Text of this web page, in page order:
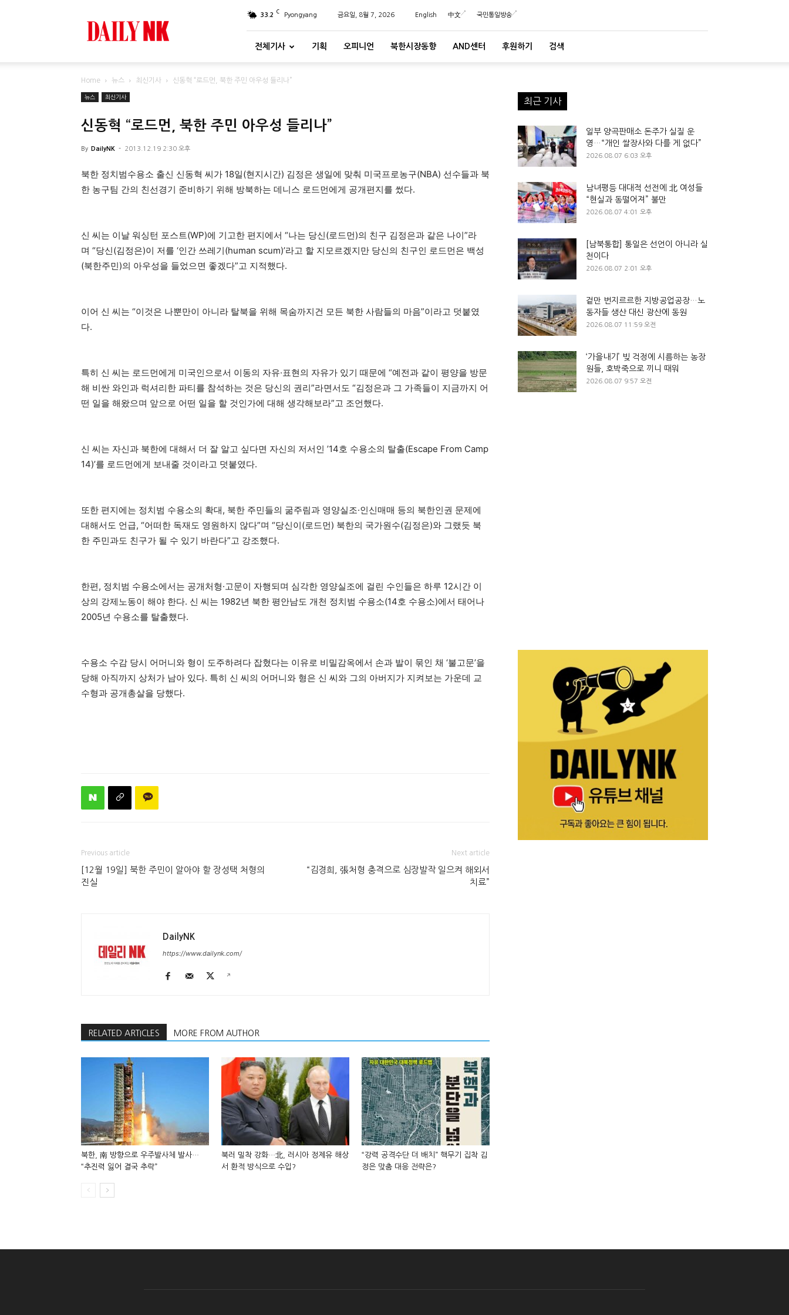
33.2 C Pyongyang 금요일, 8월 7, 2026 English 中文 국민통일방송
전체기사 기획 오피니언 북한시장동향 AND센터 후원하기 검색
Home 뉴스 최신기사 신동혁 “로드먼, 북한 주민 아우성 들리나”
뉴스 최신기사
신동혁 “로드먼, 북한 주민 아우성 들리나”
By DailyNK - 2013.12.19 2:30 오후
북한 정치범수용소 출신 신동혁 씨가 18일(현지시간) 김정은 생일에 맞춰 미국프로농구(NBA) 선수들과 북
한 농구팀 간의 친선경기 준비하기 위해 방북하는 데니스 로드먼에게 공개편지를 썼다.
신 씨는 이날 워싱턴 포스트(WP)에 기고한 편지에서 “나는 당신(로드먼)의 친구 김정은과 같은 나이”라
며 “당신(김정은)이 저를 ‘인간 쓰레기(human scum)’라고 할 지모르겠지만 당신의 친구인 로드먼은 백성
(북한주민)의 아우성을 들었으면 좋겠다”고 지적했다.
이어 신 씨는 “이것은 나뿐만이 아니라 탈북을 위해 목숨까지건 모든 북한 사람들의 마음”이라고 덧붙였
다.
특히 신 씨는 로드먼에게 미국인으로서 이동의 자유·표현의 자유가 있기 때문에 “예전과 같이 평양을 방문
해 비싼 와인과 럭셔리한 파티를 참석하는 것은 당신의 권리”라면서도 “김정은과 그 가족들이 지금까지 어
떤 일을 해왔으며 앞으로 어떤 일을 할 것인가에 대해 생각해보라”고 조언했다.
신 씨는 자신과 북한에 대해서 더 잘 알고 싶다면 자신의 저서인 ’14호 수용소의 탈출(Escape From Camp
14)’를 로드먼에게 보내줄 것이라고 덧붙였다.
또한 편지에는 정치범 수용소의 확대, 북한 주민들의 굶주림과 영양실조·인신매매 등의 북한인권 문제에
대해서도 언급, “어떠한 독재도 영원하지 않다”며 “당신이(로드먼) 북한의 국가원수(김정은)와 그랬듯 북
한 주민과도 친구가 될 수 있기 바란다”고 강조했다.
한편, 정치범 수용소에서는 공개처형·고문이 자행되며 심각한 영양실조에 걸린 수인들은 하루 12시간 이
상의 강제노동이 해야 한다. 신 씨는 1982년 북한 평안남도 개천 정치범 수용소(14호 수용소)에서 태어나
2005년 수용소를 탈출했다.
수용소 수감 당시 어머니와 형이 도주하려다 잡혔다는 이유로 비밀감옥에서 손과 발이 묶인 채 ‘불고문’을
당해 아직까지 상처가 남아 있다. 특히 신 씨의 어머니와 형은 신 씨와 그의 아버지가 지켜보는 가운데 교
수형과 공개총살을 당했다.
Previous article
[12월 19일] 북한 주민이 알아야 할 장성택 처형의
진실
Next article
“김경희, 張처형 충격으로 심장발작 일으켜 해외서
치료”
DailyNK
https://www.dailynk.com/
RELATED ARTICLES MORE FROM AUTHOR
북한, 南 방향으로 우주발사체 발사…
“추진력 잃어 결국 추락”
북러 밀착 강화…北, 러시아 정제유 해상
서 환적 방식으로 수입?
“강력 공격수단 더 배치” 핵무기 집착 김
정은 맞춤 대응 전략은?
최근 기사
일부 양곡판매소 돈주가 실질 운
영…“개인 쌀장사와 다를 게 없다”
2026.08.07 6:03 오후
남녀평등 대대적 선전에 北 여성들
“현실과 동떨어져” 불만
2026.08.07 4:01 오후
[남북통합] 통일은 선언이 아니라 실
천이다
2026.08.07 2:01 오후
겉만 번지르르한 지방공업공장…노
동자들 생산 대신 광산에 동원
2026.08.07 11:59 오전
‘가을내기’ 빚 걱정에 시름하는 농장
원들, 호박죽으로 끼니 때워
2026.08.07 9:57 오전